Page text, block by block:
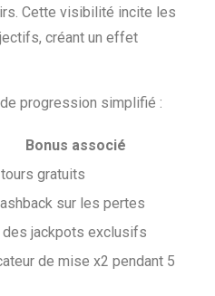
Cette visibilité incite les
créant un effet
progression simplifié :
Bonus associé
tours gratuits
sur les pertes
des jackpots exclusifs
de mise x2 pendant 5